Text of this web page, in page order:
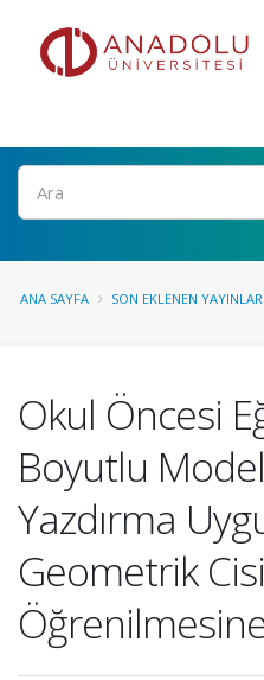
Ara
ANA SAYFA SON EKLENEN YAYINLAR
Okul Öncesi
Boyutlu
Yazdırma
Geometrik